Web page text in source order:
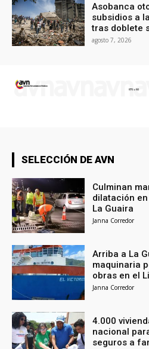
Asobanca
subsidios a
tras doblete
agosto 7, 2026
SELECCIÓN DE AVN
Culminan
dilatación
La Guaira
Janna Corredor
Arriba a La
maquinaria
obras en el
Janna Corredor
4.000
nacional
seguros a